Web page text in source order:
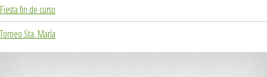
Fiesta fin de curso
Torneo Sta. María